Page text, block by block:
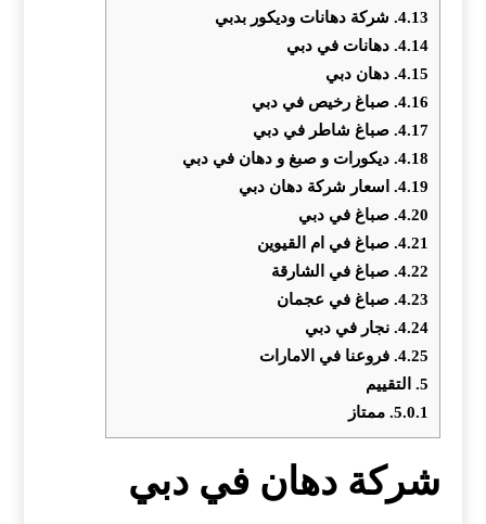
4.13. شركة دهانات وديكور بدبي
4.14. دهانات في دبي
4.15. دهان دبي
4.16. صباغ رخيص في دبي
4.17. صباغ شاطر في دبي
4.18. ديكورات و صبغ و دهان في دبي
4.19.
اسعار شركة دهان دبي
4.20. صباغ في دبي
4.21. صباغ في ام القيوين
4.22. صباغ في الشارقة
4.23. صباغ في عجمان
4.24. نجار في دبي
4.25. فروعنا في الامارات
5.
التقييم
5.0.1. ممتاز
شركة دهان في دبي